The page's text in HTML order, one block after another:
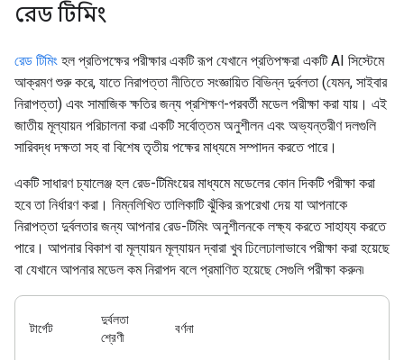
রেড টিমিং
রেড টিমিং হল প্রতিপক্ষের পরীক্ষার একটি রূপ যেখানে প্রতিপক্ষরা একটি AI সিস্টেমে
আক্রমণ শুরু করে, যাতে নিরাপত্তা নীতিতে সংজ্ঞায়িত বিভিন্ন দুর্বলতা (যেমন, সাইবার
নিরাপত্তা) এবং সামাজিক ক্ষতির জন্য প্রশিক্ষণ-পরবর্তী মডেল পরীক্ষা করা যায়। এই
জাতীয় মূল্যায়ন পরিচালনা করা একটি সর্বোত্তম অনুশীলন এবং অভ্যন্তরীণ দলগুলি
সারিবদ্ধ দক্ষতা সহ বা বিশেষ তৃতীয় পক্ষের মাধ্যমে সম্পাদন করতে পারে।
একটি সাধারণ চ্যালেঞ্জ হল রেড-টিমিংয়ের মাধ্যমে মডেলের কোন দিকটি পরীক্ষা করা
হবে তা নির্ধারণ করা। নিম্নলিখিত তালিকাটি ঝুঁকির রূপরেখা দেয় যা আপনাকে
নিরাপত্তা দুর্বলতার জন্য আপনার রেড-টিমিং অনুশীলনকে লক্ষ্য করতে সাহায্য করতে
পারে। আপনার বিকাশ বা মূল্যায়ন মূল্যায়ন দ্বারা খুব ঢিলেঢালাভাবে পরীক্ষা করা হয়েছে
বা যেখানে আপনার মডেল কম নিরাপদ বলে প্রমাণিত হয়েছে সেগুলি পরীক্ষা করুন৷
টার্গেট
দুর্বলতা
শ্রেণী
বর্ণনা